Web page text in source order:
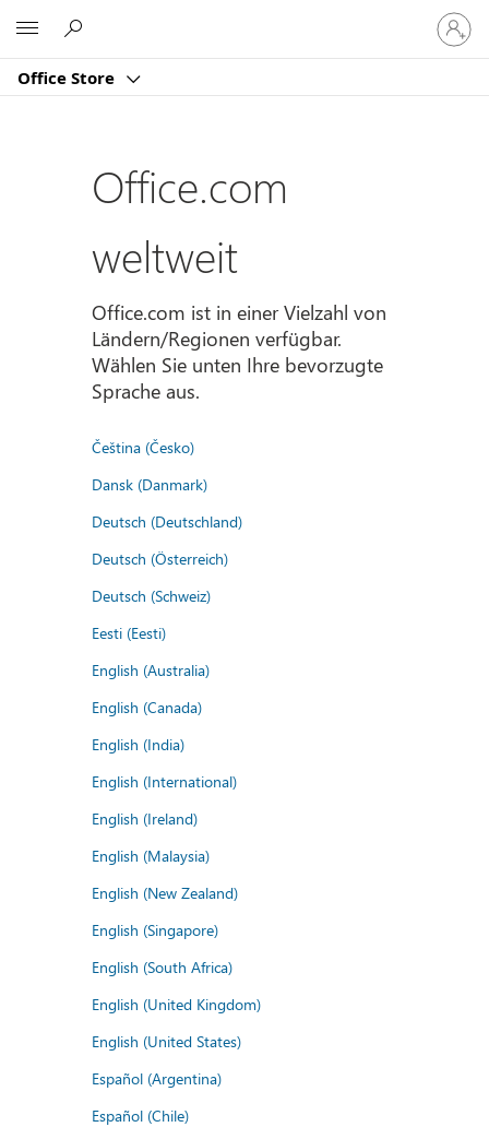
Office Store
Bei
Ihrem
Konto
Office.com
weltweit
Office.com ist in einer Vielzahl von
Ländern/Regionen verfügbar.
Wählen Sie unten Ihre bevorzugte
Sprache aus.
Čeština (Česko)
Dansk (Danmark)
Deutsch (Deutschland)
Deutsch (Österreich)
Deutsch (Schweiz)
Eesti (Eesti)
English (Australia)
English (Canada)
English (India)
English (International)
English (Ireland)
English (Malaysia)
English (New Zealand)
English (Singapore)
English (South Africa)
English (United Kingdom)
English (United States)
Español (Argentina)
Español (Chile)